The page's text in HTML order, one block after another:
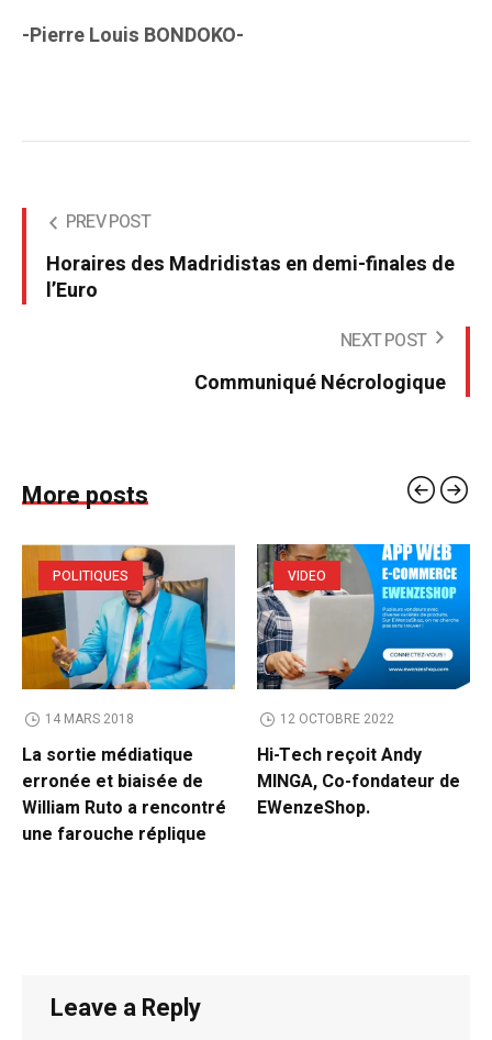
-Pierre Louis BONDOKO-
PREV POST
Horaires des Madridistas en demi-finales de
l’Euro
NEXT POST
Communiqué Nécrologique
More posts
POLITIQUES
14 MARS 2018
La sortie médiatique
erronée et biaisée de
William Ruto a rencontré
une farouche réplique
VIDEO
12 OCTOBRE 2022
Hi-Tech reçoit Andy
MINGA, Co-fondateur de
EWenzeShop.
Leave a Reply